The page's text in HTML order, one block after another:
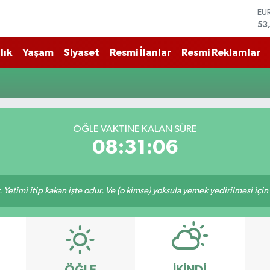
Yaşam Siyaset Resmi İlanlar Resmi Reklamlar
ÖĞLE VAKTİNE KALAN SÜRE
08:31:05
itip kakan işte odur. Ve (o kimse) yoksula yemek yedirilmesi